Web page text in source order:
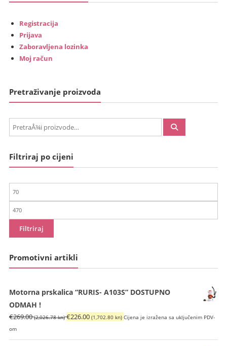
Registracija
Prijava
Zaboravljena lozinka
Moj račun
Pretraživanje proizvoda
PretraÅ¾i:
Filtriraj po cijeni
Min
cijena
Maks
cijena
Filtriraj
Promotivni artikli
Motorna prskalica “RURIS- A103S” DOSTUPNO
ODMAH !
€269.00 (2,026.78 kn)Izvorna
bila
€226.00 (1,702.80 kn) Trenutna
je:
Cijena je izražena sa uključenim PDV-
om